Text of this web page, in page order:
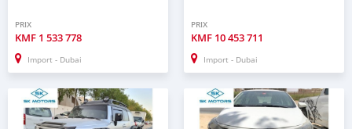
PRIX
KMF 1 533 778
Import - Dubai
PRIX
KMF 10 453 711
Import - Dubai